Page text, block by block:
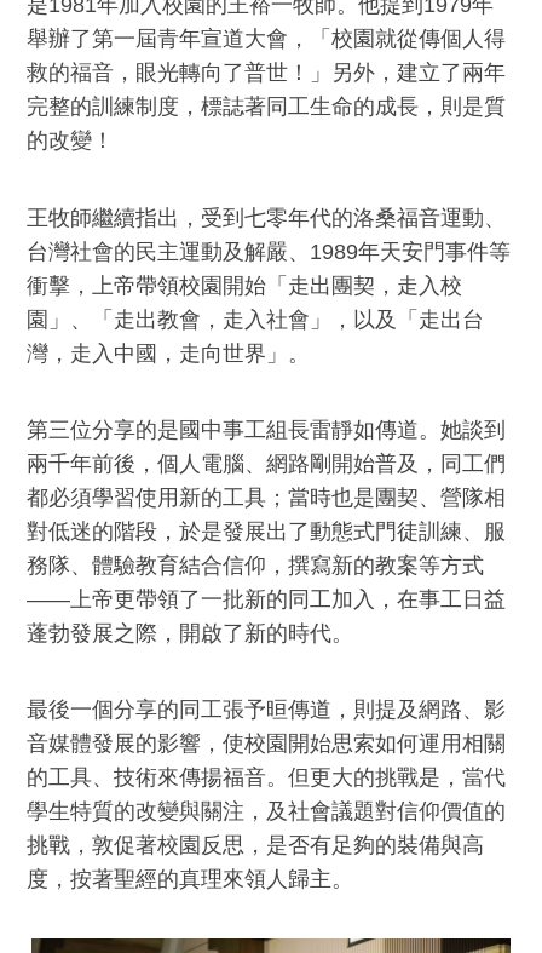
是1981年加入校園的王裕一牧師。他提到1979年
舉辦了第一屆青年宣道大會，「校園就從傳個人得
救的福音，眼光轉向了普世！」另外，建立了兩年
完整的訓練制度，標誌著同工生命的成長，則是質
的改變！
王牧師繼續指出，受到七零年代的洛桑福音運動、
台灣社會的民主運動及解嚴、1989年天安門事件等
衝擊，上帝帶領校園開始「走出團契，走入校
園」、「走出教會，走入社會」，以及「走出台
灣，走入中國，走向世界」。
第三位分享的是國中事工組長雷靜如傳道。她談到
兩千年前後，個人電腦、網路剛開始普及，同工們
都必須學習使用新的工具；當時也是團契、營隊相
對低迷的階段，於是發展出了動態式門徒訓練、服
務隊、體驗教育結合信仰，撰寫新的教案等方式
——上帝更帶領了一批新的同工加入，在事工日益
蓬勃發展之際，開啟了新的時代。
最後一個分享的同工張予晅傳道，則提及網路、影
音媒體發展的影響，使校園開始思索如何運用相關
的工具、技術來傳揚福音。但更大的挑戰是，當代
學生特質的改變與關注，及社會議題對信仰價值的
挑戰，敦促著校園反思，是否有足夠的裝備與高
度，按著聖經的真理來領人歸主。